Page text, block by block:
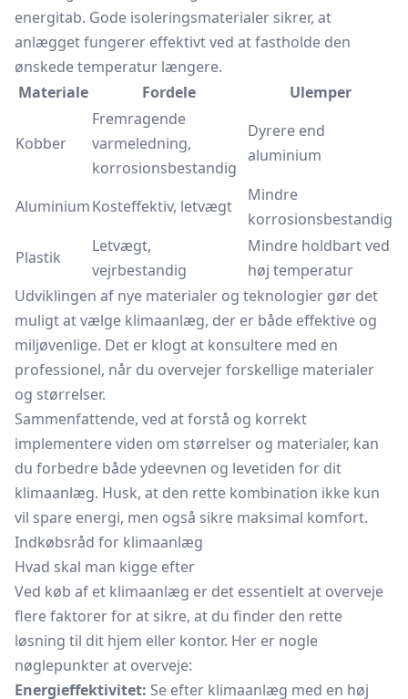
energitab. Gode isoleringsmaterialer sikrer, at
anlægget fungerer effektivt ved at fastholde den
ønskede temperatur længere.
Materiale
Fordele Ulemper
Kobber
Fremragende
varmeledning,
korrosionsbestandig
Dyrere end
aluminium
AluminiumKosteffektiv, letvægt
Mindre
korrosionsbestandig
Plastik
Letvægt,
vejrbestandig
Mindre holdbart ved
høj temperatur
Udviklingen af nye materialer og teknologier gør det
muligt at vælge klimaanlæg, der er både effektive og
miljøvenlige. Det er klogt at konsultere med en
professionel, når du overvejer forskellige materialer
og størrelser.
Sammenfattende, ved at forstå og korrekt
implementere viden om størrelser og materialer, kan
du forbedre både ydeevnen og levetiden for dit
klimaanlæg. Husk, at den rette kombination ikke kun
vil spare energi, men også sikre maksimal komfort.
Indkøbsråd for klimaanlæg
Hvad skal man kigge efter
Ved køb af et klimaanlæg er det essentielt at overveje
flere faktorer for at sikre, at du finder den rette
løsning til dit hjem eller kontor. Her er nogle
nøglepunkter at overveje:
Energieffektivitet: Se efter klimaanlæg med en høj